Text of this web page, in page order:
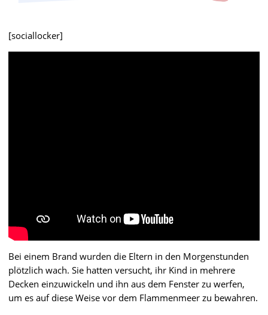
[sociallocker]
Bei einem Brand wurden die Eltern in den Morgenstunden
plötzlich wach. Sie hatten versucht, ihr Kind in mehrere
Decken einzuwickeln und ihn aus dem Fenster zu werfen,
um es auf diese Weise vor dem Flammenmeer zu bewahren.